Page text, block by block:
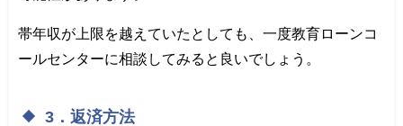
帯年収が上限を越えていたとしても、一度教育ローンコ
ールセンターに相談してみると良いでしょう。
3．返済方法